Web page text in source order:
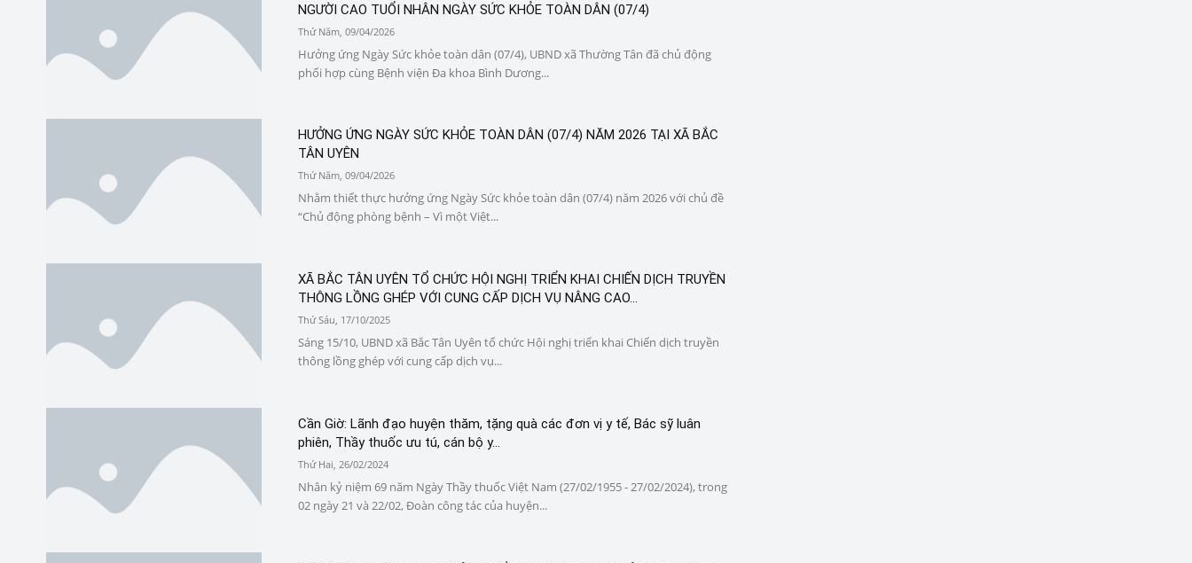
NGƯỜI CAO TUỔI NHÂN NGÀY SỨC KHỎE TOÀN DÂN (07/4)
Thứ Năm, 09/04/2026
Hưởng ứng Ngày Sức khỏe toàn dân (07/4), UBND xã Thường Tân đã chủ động
phối hợp cùng Bệnh viện Đa khoa Bình Dương...
HƯỞNG ỨNG NGÀY SỨC KHỎE TOÀN DÂN (07/4) NĂM 2026 TẠI XÃ BẮC
TÂN UYÊN
Thứ Năm, 09/04/2026
Nhằm thiết thực hưởng ứng Ngày Sức khỏe toàn dân (07/4) năm 2026 với chủ đề
“Chủ động phòng bệnh – Vì một Việt...
XÃ BẮC TÂN UYÊN TỔ CHỨC HỘI NGHỊ TRIỂN KHAI CHIẾN DỊCH TRUYỀN
THÔNG LỒNG GHÉP VỚI CUNG CẤP DỊCH VỤ NÂNG CAO...
Thứ Sáu, 17/10/2025
Sáng 15/10, UBND xã Bắc Tân Uyên tổ chức Hội nghị triển khai Chiến dịch truyền
thông lồng ghép với cung cấp dịch vụ...
Cần Giờ: Lãnh đạo huyện thăm, tặng quà các đơn vị y tế, Bác sỹ luân
phiên, Thầy thuốc ưu tú, cán bộ y...
Thứ Hai, 26/02/2024
Nhân kỷ niệm 69 năm Ngày Thầy thuốc Việt Nam (27/02/1955 - 27/02/2024), trong
02 ngày 21 và 22/02, Đoàn công tác của huyện...